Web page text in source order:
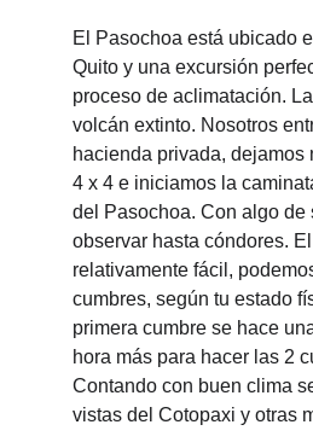
El Pasochoa está ubicado
Quito y una excursión
proceso de aclimatación.
volcán extinto. Nosotros
hacienda privada, dejamos
4 x 4 e iniciamos la
del Pasochoa. Con algo de
observar hasta cóndores.
relativamente fácil,
cumbres, según tu estado
primera cumbre se hace
hora más para hacer las 2
Contando con buen clima
vistas del Cotopaxi y otras